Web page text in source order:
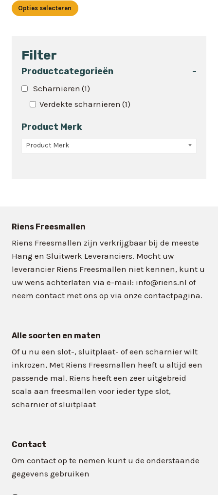
Opties selecteren
meerdere
variaties.
optie
worden
Filter
Productcategorieën -
Scharnieren (1)
Verdekte scharnieren (1)
Product Merk
Product Merk
Riens Freesmallen
Riens Freesmallen zijn verkrijgbaar bij de meeste
Hang en Sluitwerk Leveranciers. Mocht uw
leverancier Riens Freesmallen niet kennen, kunt u
uw wens achterlaten via e-mail: info@riens.nl of
neem contact met ons op via onze contactpagina.
Alle soorten en maten
Of u nu een slot-, sluitplaat- of een scharnier wilt
inkrozen, Met Riens Freesmallen heeft u altijd een
passende mal. Riens heeft een zeer uitgebreid
scala aan freesmallen voor ieder type slot,
scharnier of sluitplaat
Contact
Om contact op te nemen kunt u de onderstaande
gegevens gebruiken